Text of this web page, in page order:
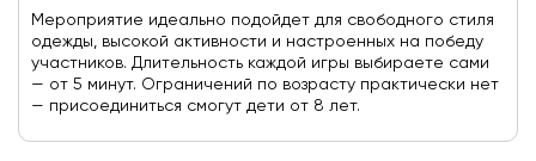
Мероприятие идеально подойдет для свободного стиля
одежды, высокой активности и настроенных на победу
участников. Длительность каждой игры выбираете сами
— от 5 минут. Ограничений по возрасту практически нет
— присоединиться смогут дети от 8 лет.